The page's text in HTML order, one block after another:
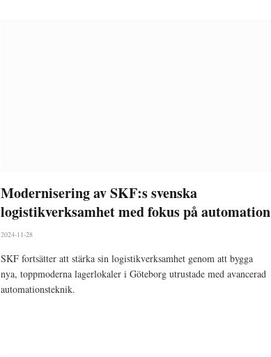
Modernisering av SKF:s svenska
logistikverksamhet med fokus på automation
2024-11-28
SKF fortsätter att stärka sin logistikverksamhet genom att bygga
nya, toppmoderna lagerlokaler i Göteborg utrustade med avancerad
automationsteknik.